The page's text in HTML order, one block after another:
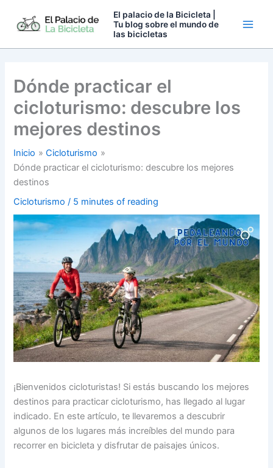
El palacio de la Bicicleta |
Tu blog sobre el mundo de
las bicicletas
Dónde practicar el
cicloturismo: descubre los
mejores destinos
Inicio
Cicloturismo
Dónde practicar el cicloturismo: descubre los mejores
destinos
Cicloturismo / 5 minutes of reading
¡Bienvenidos cicloturistas! Si estás buscando los mejores
destinos para practicar cicloturismo, has llegado al lugar
indicado. En este artículo, te llevaremos a descubrir
algunos de los lugares más increíbles del mundo para
recorrer en bicicleta y disfrutar de paisajes únicos.